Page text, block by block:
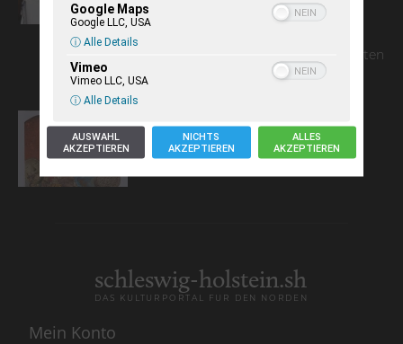
wild.live.platt – Dichters un Muskanten
schleswig-holstein.sh
DAS KULTURPORTAL FÜR DEN NORDEN
Mein Konto
Google Maps
Google LLC, USA
ⓘ Alle Details
Vimeo
Vimeo LLC, USA
ⓘ Alle Details
AUSWAHL
AKZEPTIEREN
NICHTS
AKZEPTIEREN
ALLES
AKZEPTIEREN